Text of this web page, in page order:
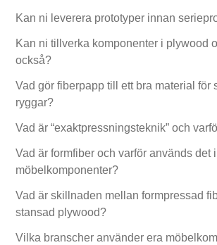
Kan ni leverera prototyper innan
Kan ni tillverka komponenter i plywood
också?
Vad gör fiberpapp till ett bra material för
ryggar?
Vad är “exaktpressningsteknik” och
Vad är formfiber och varför används det i
möbelkomponenter?
Vad är skillnaden mellan formpressad
stansad plywood?
Vilka branscher använder era